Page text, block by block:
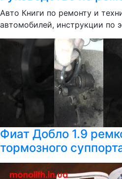
Авто Книги по ремонту и
автомобилей, инструкции по
Фиат Добло 1.9
тормозного